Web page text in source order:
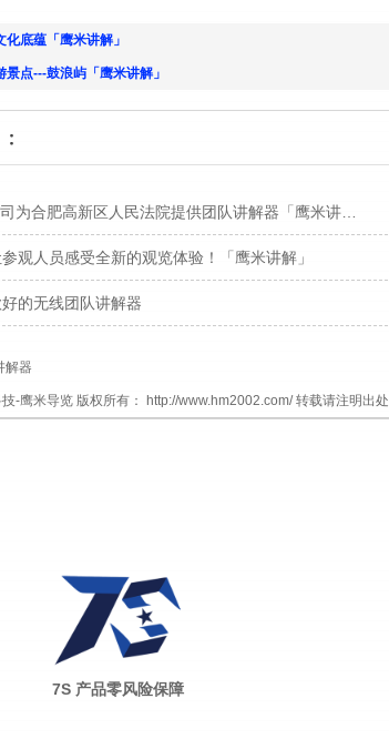
化底蕴「鹰米讲解」
景点---鼓浪屿「鹰米讲解」
为合肥高新区人民法院提供团队讲解器「鹰米讲…
观人员感受全新的观览体验！「鹰米讲解」
的无线团队讲解器
解器
-鹰米导览 版权所有： http://www.hm2002.com/转载请注明出处
7S 产品零风险保障